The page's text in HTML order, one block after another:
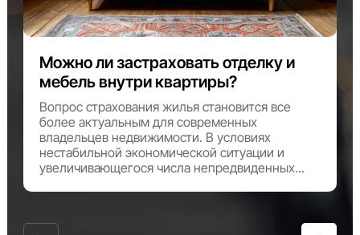
Можно ли застраховать отделку и
мебель внутри квартиры?
Вопрос страхования жилья становится все
более актуальным для современных
владельцев недвижимости. В условиях
нестабильной экономической ситуации и
увеличивающегося числа непредвиденных...